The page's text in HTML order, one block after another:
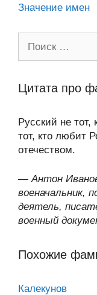
Значение имен
Цитата про
Русский не
тот, кто любит
отечеством.
—Антон
военачальник,
деятель,
военный
Похожие
Калекунов